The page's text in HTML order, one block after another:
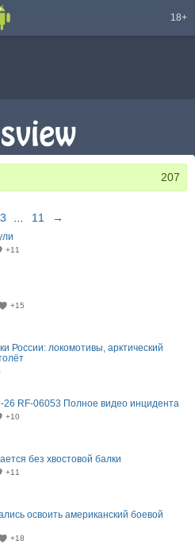
18+
207
3 11 →
+11
+15
России: локомотивы, арктический
RF-06053 Полное видео инцидента
+10
без хвостовой балки
+11
освоить американский боевой
+18